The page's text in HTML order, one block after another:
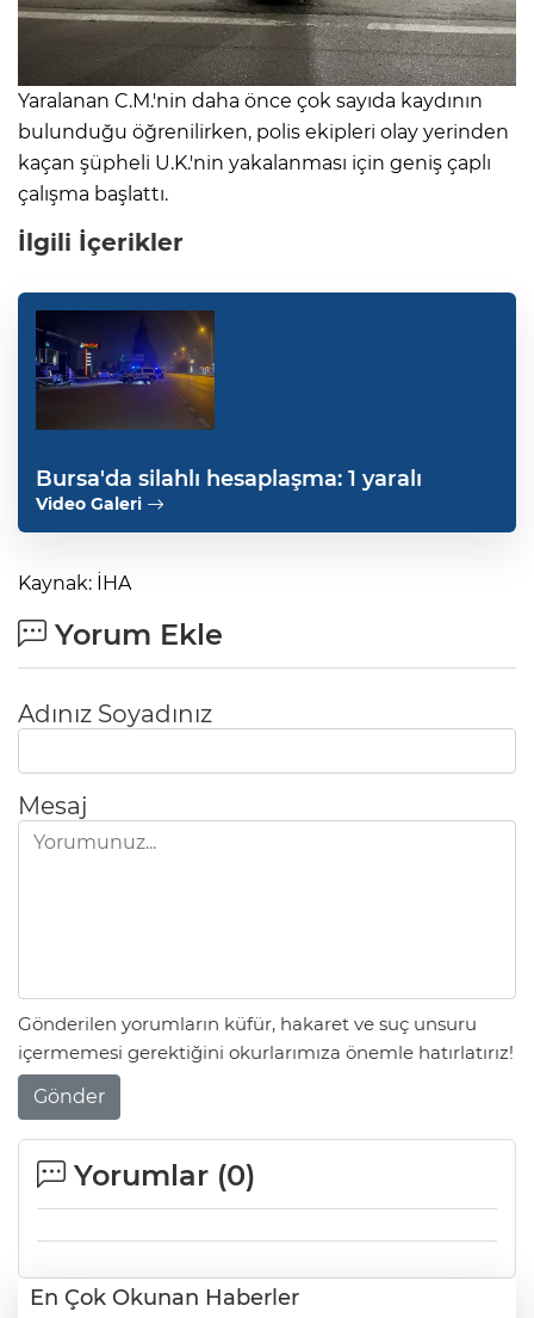
Yaralanan C.M.'nin daha önce çok sayıda kaydının
bulunduğu öğrenilirken, polis ekipleri olay yerinden
kaçan şüpheli U.K.'nin yakalanması için geniş çaplı
çalışma başlattı.
İlgili İçerikler
Bursa'da silahlı hesaplaşma: 1 yaralı
Video Galeri
Kaynak: İHA
Yorum Ekle
Adınız Soyadınız
Mesaj
Gönderilen yorumların küfür, hakaret ve suç unsuru
içermemesi gerektiğini okurlarımıza önemle hatırlatırız!
Gönder
Yorumlar (0)
En Çok Okunan Haberler